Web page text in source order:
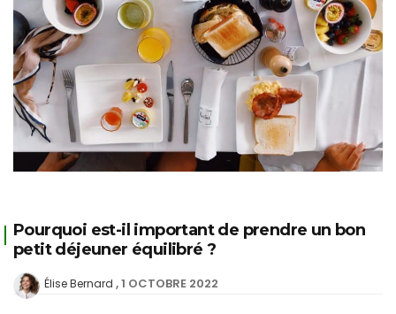
Pourquoi est-il important de prendre un bon
petit déjeuner équilibré ?
Élise Bernard 1 OCTOBRE 2022